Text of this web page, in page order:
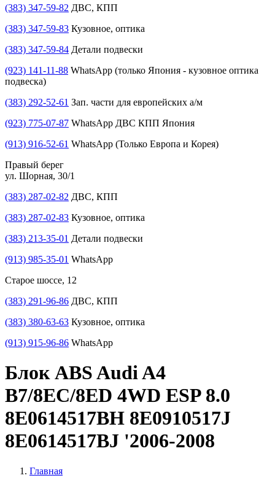
(383) 347-59-82 ДВС, КПП
(383) 347-59-83 Кузовное, оптика
(383) 347-59-84 Детали подвески
(923) 141-11-88 WhatsApp (только Япония - кузовное оптика
подвеска)
(383) 292-52-61 Зап. части для европейских а/м
(923) 775-07-87 WhatsApp ДВС КПП Япония
(913) 916-52-61 WhatsApp (Только Европа и Корея)
Правый берег
ул. Шорная, 30/1
(383) 287-02-82 ДВС, КПП
(383) 287-02-83 Кузовное, оптика
(383) 213-35-01 Детали подвески
(913) 985-35-01 WhatsApp
Старое шоссе, 12
(383) 291-96-86 ДВС, КПП
(383) 380-63-63 Кузовное, оптика
(913) 915-96-86 WhatsApp
Блок ABS Audi A4
B7/8EC/8ED 4WD ESP 8.0
8E0614517BH 8E0910517J
8E0614517BJ '2006-2008
Главная